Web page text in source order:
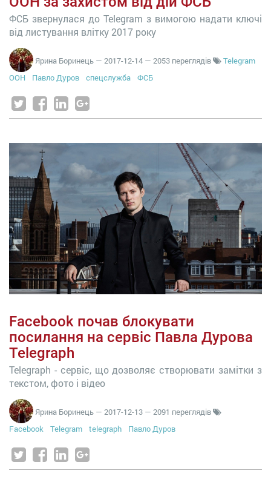
ФСБ звернулася до Telegram з вимогою надати ключі
від листування влітку 2017 року
Ярина Боринець — 2017-12-14 — 2053 переглядів
Telegram
ООН
Павло Дуров спецслужба ФСБ
Facebook почав блокувати
посилання на сервіс Павла Дурова
Telegraph
Telegraph - сервіс, що дозволяє створювати замітки з
текстом, фото і відео
Ярина Боринець — 2017-12-13 — 2091 переглядів
Facebook
Telegram telegraph Павло Дуров